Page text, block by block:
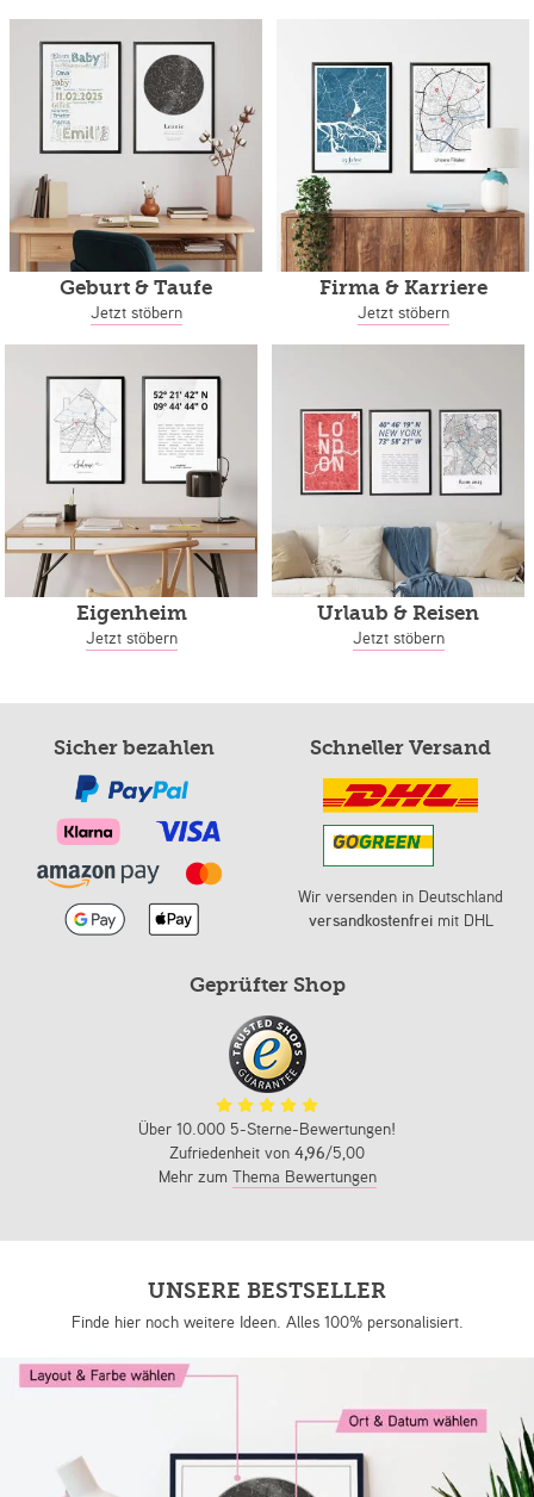
Geburt & Taufe
Jetzt stöbern
Firma & Karriere
Jetzt stöbern
Eigenheim
Jetzt stöbern
Urlaub & Reisen
Jetzt stöbern
Sicher bezahlen Schneller Versand
Wir versenden in Deutschland
versandkostenfreimit DHL
Geprüfter Shop
Über 10.000 5-Sterne-Bewertungen!
Zufriedenheit von 4,96/5,00
Mehr zum Thema Bewertungen
UNSERE BESTSELLER
Finde hier noch weitere Ideen. Alles 100% personalisiert.